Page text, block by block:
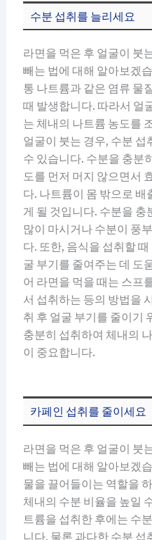
수분 섭취를 늘리세요
라면을 먹은 후 얼굴이 붓
빼는 법에 대해 알아보겠
통 나트륨과 같은 염류 물
때 발생합니다. 따라서 얼
는 체내의 나트륨 농도를
얼굴이 붓는 경우, 수분 섭
수 있습니다. 수분을 충분
도를 먼저 머지 않으면서
다. 나트륨이 몸 밖으로
게 될 것입니다. 수분을
많이 마시거나 수분이 풍
다. 또한, 음식을 섭취할
굴 부기를 줄여주는 데 도
어 라면을 먹을 때는 스프
서 섭취하는 등의 방법을
취 후 얼굴 부기를 줄이기
충분히 섭취하여 체내의
이 중요합니다.
카페인 섭취를 줄이세요
라면을 먹은 후 얼굴이 붓
빼는 법에 대해 알아보겠
물을 끌어들이는 역할을
체내의 수분 비율을 높일
트륨을 섭취한 후에는 수
니다. 물론 과다한 수분